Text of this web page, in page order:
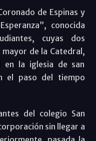
de Espinas y
conocida
cuyas dos
de la Catedral,
la iglesia de san
el paso del tiempo
del colegio San
sin llegar a